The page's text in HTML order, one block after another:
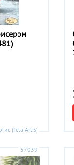
(Tela Artis)
57039